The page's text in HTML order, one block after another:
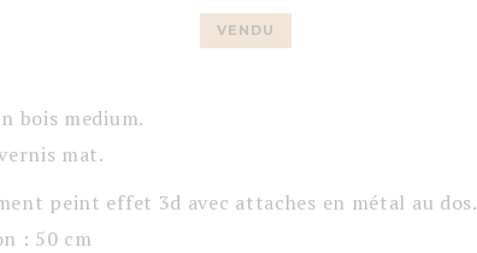
VENDU
bois medium.
mat.
peint effet 3d avec attaches en métal au dos.
: 50 cm